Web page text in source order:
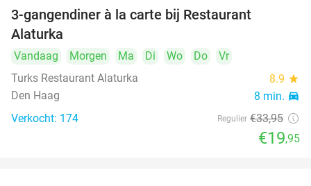
3-gangendiner à la carte bij Restaurant
Alaturka
Vandaag Morgen Ma Di Wo Do
Vr
Turks Restaurant Alaturka
8.9 star
Den Haag 8 min. directions_car
Verkocht: 174 Regulier €33,95
€19,95